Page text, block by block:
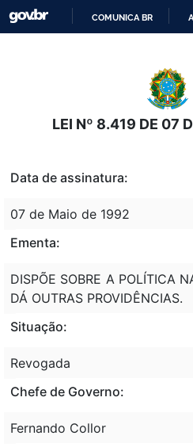
O
COMUNICA BR
LEI Nº 8.419 DE 07
Data de assinatura:
07 de Maio de 1992
Ementa:
DISPÕE SOBRE A POLÍTICA
DÁ OUTRAS PROVIDÊNCIAS.
Situação:
Revogada
Chefe de Governo:
Fernando Collor